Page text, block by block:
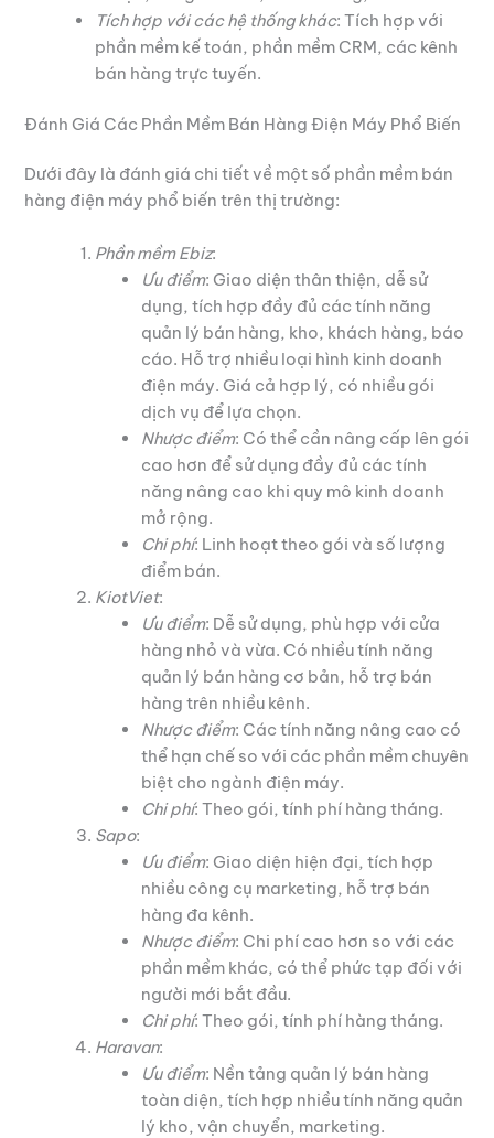
Tích hợp với các hệ thống khác: Tích hợp với
phần mềm kế toán, phần mềm CRM, các kênh
bán hàng trực tuyến.
Đánh Giá Các Phần Mềm Bán Hàng Điện Máy Phổ Biến
Dưới đây là đánh giá chi tiết về một số phần mềm bán
hàng điện máy phổ biến trên thị trường:
Phần mềm Ebiz:
Ưu điểm: Giao diện thân thiện, dễ sử
dụng, tích hợp đầy đủ các tính năng
quản lý bán hàng, kho, khách hàng, báo
cáo. Hỗ trợ nhiều loại hình kinh doanh
điện máy. Giá cả hợp lý, có nhiều gói
dịch vụ để lựa chọn.
Nhược điểm: Có thể cần nâng cấp lên gói
cao hơn để sử dụng đầy đủ các tính
năng nâng cao khi quy mô kinh doanh
mở rộng.
Chi phí: Linh hoạt theo gói và số lượng
điểm bán.
KiotViet:
Ưu điểm: Dễ sử dụng, phù hợp với cửa
hàng nhỏ và vừa. Có nhiều tính năng
quản lý bán hàng cơ bản, hỗ trợ bán
hàng trên nhiều kênh.
Nhược điểm: Các tính năng nâng cao có
thể hạn chế so với các phần mềm chuyên
biệt cho ngành điện máy.
Chi phí: Theo gói, tính phí hàng tháng.
Sapo:
Ưu điểm: Giao diện hiện đại, tích hợp
nhiều công cụ marketing, hỗ trợ bán
hàng đa kênh.
Nhược điểm: Chi phí cao hơn so với các
phần mềm khác, có thể phức tạp đối với
người mới bắt đầu.
Chi phí: Theo gói, tính phí hàng tháng.
Haravan:
Ưu điểm: Nền tảng quản lý bán hàng
toàn diện, tích hợp nhiều tính năng quản
lý kho, vận chuyển, marketing.